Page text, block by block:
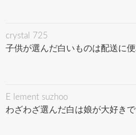
crystal 725
子供が選んだ白いものは配送に便
E lement suzhoo
わざわざ選んだ白は娘が大好きで